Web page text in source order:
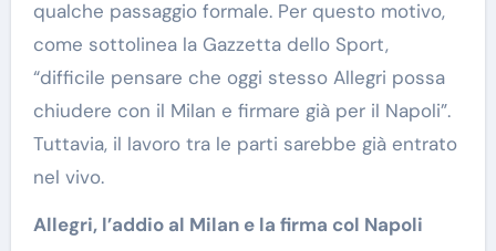
qualche passaggio formale. Per questo motivo,
come sottolinea la Gazzetta dello Sport,
“difficile pensare che oggi stesso Allegri possa
chiudere con il Milan e firmare già per il Napoli”.
Tuttavia, il lavoro tra le parti sarebbe già entrato
nel vivo.
Allegri, l’addio al Milan e la firma col Napoli